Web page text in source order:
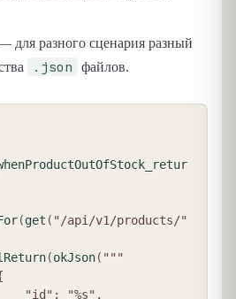
для разного сценария разный
.json файлов.
(get ( "/api/v1/products/"
(okJson( """